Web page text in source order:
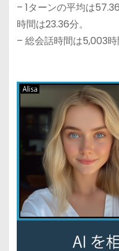
– 1ターンの平均は
時間は23.36分。
– 総会話時間は5,003